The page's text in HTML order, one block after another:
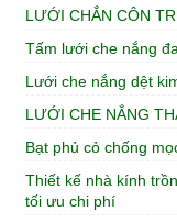
LƯỚI CHẮN CÔN
Tấm lưới che nắng
Lưới che nắng dệt
LƯỚI CHE NẮNG
Bạt phủ cỏ chống
Thiết kế nhà kính
tối ưu chi phí